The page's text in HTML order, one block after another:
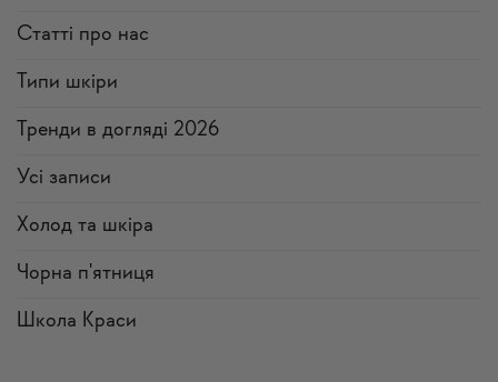
Статті про нас
Типи шкіри
Тренди в догляді 2026
Усi записи
Холод та шкіра
Чорна п'ятниця
Школа Краси